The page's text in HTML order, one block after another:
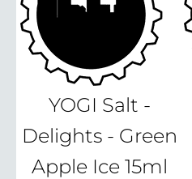
YOGI Salt -
Delights - Green
Apple Ice 15ml